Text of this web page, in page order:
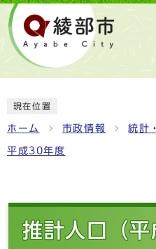
現在位置
ホーム 市政情報 統計
平成30年度
推計人口（